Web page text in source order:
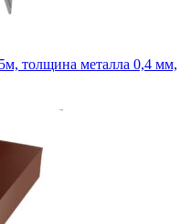
толщина металла 0,4 мм,